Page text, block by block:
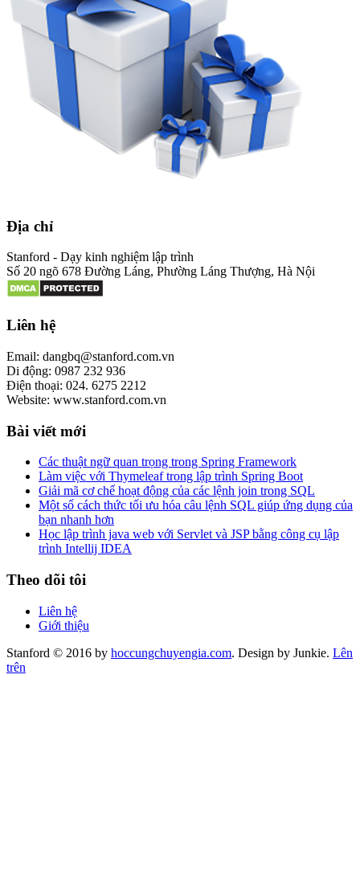
Địa chỉ
Stanford - Dạy kinh nghiệm lập trình
Số 20 ngõ 678 Đường Láng, Phường Láng Thượng, Hà Nội
Liên hệ
Email: dangbq@stanford.com.vn
Di động: 0987 232 936
Điện thoại: 024. 6275 2212
Website: www.stanford.com.vn
Bài viết mới
Các thuật ngữ quan trọng trong Spring Framework
Làm việc với Thymeleaf trong lập trình Spring Boot
Giải mã cơ chế hoạt động của các lệnh join trong SQL
Một số cách thức tối ưu hóa câu lệnh SQL giúp ứng dụng của
bạn nhanh hơn
Học lập trình java web với Servlet và JSP bằng công cụ lập
trình Intellij IDEA
Theo dõi tôi
Liên hệ
Giới thiệu
Stanford © 2016 by hoccungchuyengia.com. Design by Junkie. Lên
trên